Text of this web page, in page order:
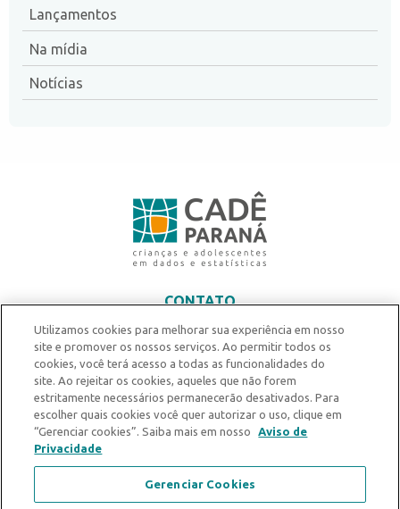
Lançamentos
Na mídia
Notícias
CONTATO
contato@centrodedefesa.org.br
Prédio Adm. PUCPR - Rua Imaculada Conceição, 1155 - 7º andar
Prado Velho, Curitiba - PR
Utilizamos cookies para melhorar sua experiência em nosso
site e promover os nossos serviços. Ao permitir todos os
cookies, você terá acesso a todas as funcionalidades do
site. Ao rejeitar os cookies, aqueles que não forem
estritamente necessários permanecerão desativados. Para
escolher quais cookies você quer autorizar o uso, clique em
“Gerenciar cookies”. Saiba mais em nosso
Aviso de
Privacidade
Gerenciar Cookies